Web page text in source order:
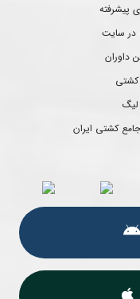
پیشرفته
در سایت
داوران
کشتی
لیگ
کشتی ایران